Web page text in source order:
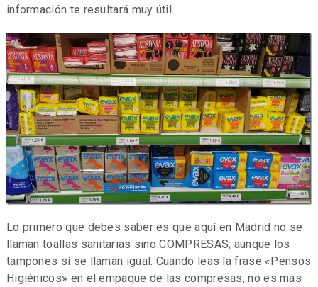
información te resultará muy útil.
Lo primero que debes saber es que aquí en Madrid no se
llaman toallas sanitarias sino COMPRESAS; aunque los
tampones sí se llaman igual. Cuando leas la frase «Pensos
Higiénicos» en el empaque de las compresas, no es más